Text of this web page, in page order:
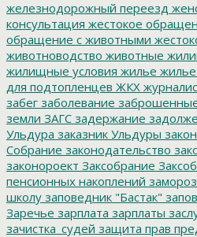
железнодорожный переезд
консультация жестокое
обращение с животными
животноводство животные
жилищные условия жилье
для подтопленцев ЖКХ
забег заболевание
земли ЗАГС задержание
Ульдура заказник Ульдуры закон
Собрание законодательство
законороект Заксобрание
пенсионных накоплений
школу заповедник "Бастак"
Заречье зарплата зарплаты
зачистка_судей защита прав